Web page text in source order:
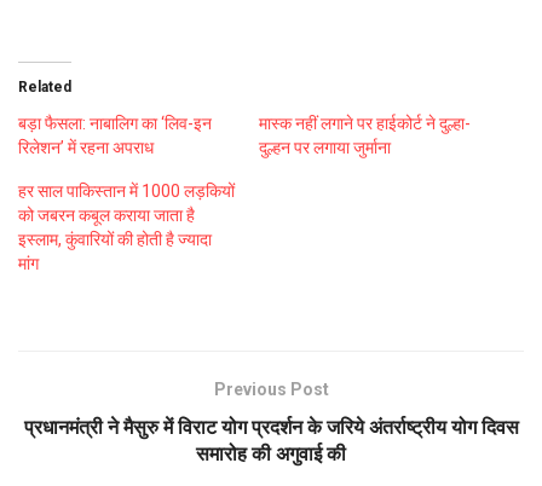
Related
बड़ा फैसला: नाबालिग का ‘लिव-इन
रिलेशन’ में रहना अपराध
मास्क नहीं लगाने पर हाईकोर्ट ने दुल्हा-
दुल्हन पर लगाया जुर्माना
हर साल पाकिस्तान में 1000 लड़कियों
को जबरन कबूल कराया जाता है
इस्लाम, कुंवारियों की होती है ज्यादा
मांग
Previous Post
प्रधानमंत्री ने मैसुरु में विराट योग प्रदर्शन के जरिये अंतर्राष्ट्रीय योग दिवस
समारोह की अगुवाई की